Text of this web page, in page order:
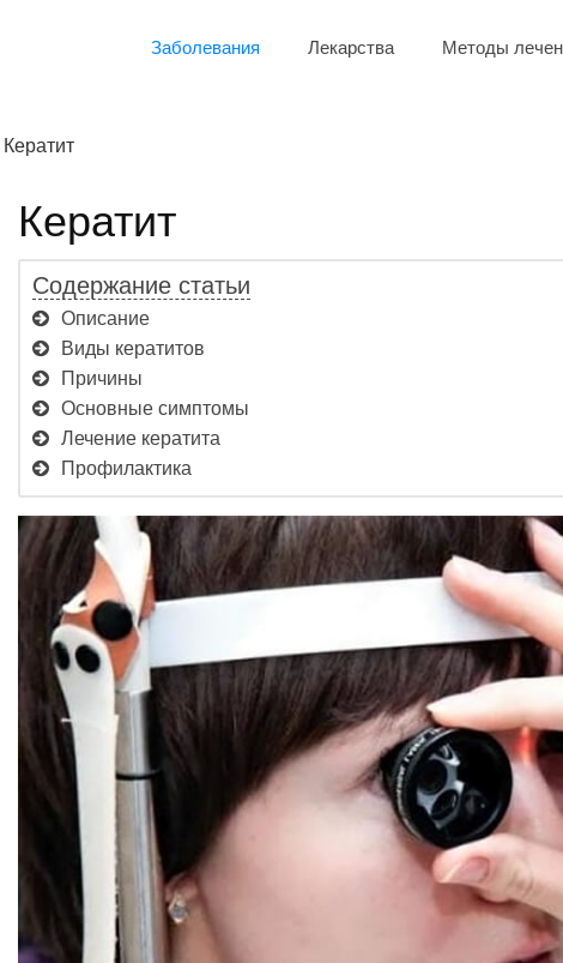
Заболевания Лекарства Методы
Кератит
Кератит
Содержание статьи
Описание
Виды кератитов
Причины
Основные симптомы
Лечение кератита
Профилактика